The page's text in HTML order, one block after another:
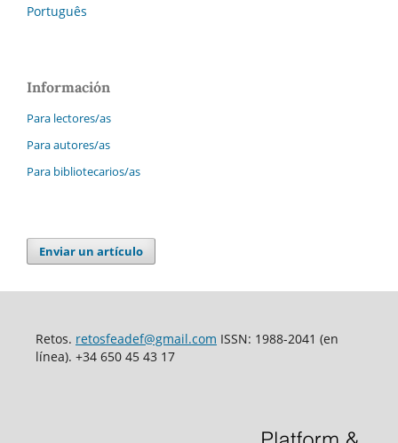
Português
Información
Para lectores/as
Para autores/as
Para bibliotecarios/as
Enviar un artículo
Retos. retosfeadef@gmail.com ISSN: 1988-2041 (en
línea). +34 650 45 43 17